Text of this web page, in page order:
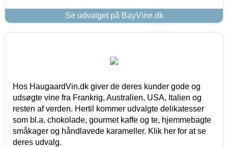
Se udvalget på BayVine.dk
Hos HaugaardVin.dk giver de deres kunder gode og
udsøgte vine fra Frankrig, Australien, USA, Italien og
resten af verden. Hertil kommer udvalgte delikatesser
som bl.a. chokolade, gourmet kaffe og te, hjemmebagte
småkager og håndlavede karameller. Klik her for at se
deres udvalg.